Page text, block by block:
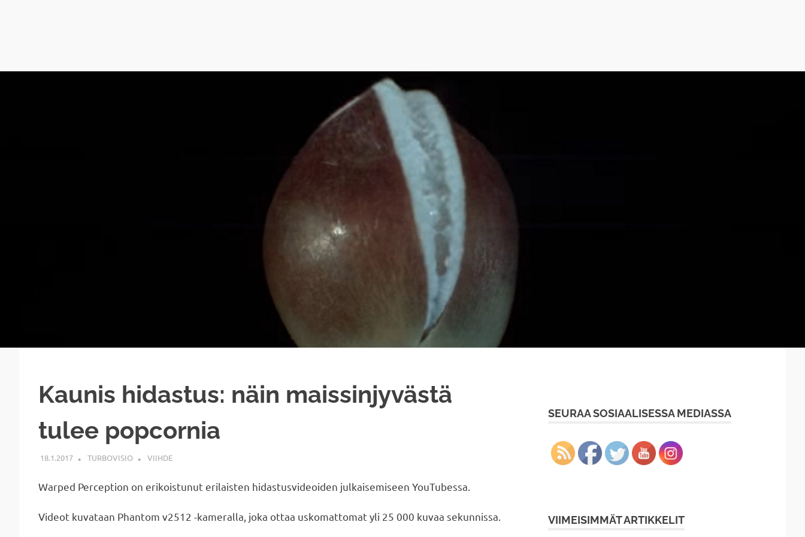
Kaunis hidastus: näin maissinjyvästä
tulee popcornia
18.1.2017 TURBOVISIO VIIHDE
Warped Perception on erikoistunut erilaisten hidastusvideoiden julkaisemiseen YouTubessa.
Videot kuvataan Phantom v2512 -kameralla, joka ottaa uskomattomat yli 25 000 kuvaa sekunnissa.
SEURAA SOSIAALISESSA MEDIASSA
VIIMEISIMMÄT ARTIKKELIT